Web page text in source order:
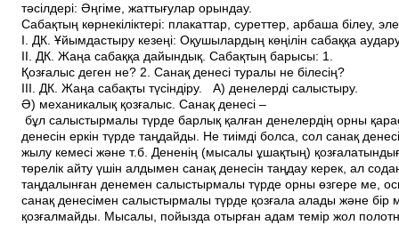
тәсілдері: Әңгіме, жаттығулар орындау.
Сабақтың көрнекіліктері: плакаттар, суреттер, арбаша білеу,
І. ДК. Ұйымдастыру кезеңі: Оқушылардың көңілін сабаққа
ІІ. ДК. Жаңа сабаққа дайындық. Сабақтың барысы: 1.
Қозғалыс деген не? 2. Санақ денесі туралы не білесің?
ІІІ. ДК. Жаңа сабақты түсіндіру. А) денелерді салыстыру.
Ә) механикалық қозғалыс. Санақ денесі –
бұл салыстырмалы түрде барлық қалған денелердің орны
денесін еркін түрде таңдайды. Не тиімді болса, сол санақ
жылу кемесі және т.б. Дененің (мысалы ұшақтың)
төрелік айту үшін алдымен санақ денесін таңдау керек, ал
таңдалынған денемен салыстырмалы түрде орны өзгере ме,
санақ денесімен салыстырмалы түрде қозғала алады және бір
қозғалмайды. Мысалы, пойызда отырған адам темір жол